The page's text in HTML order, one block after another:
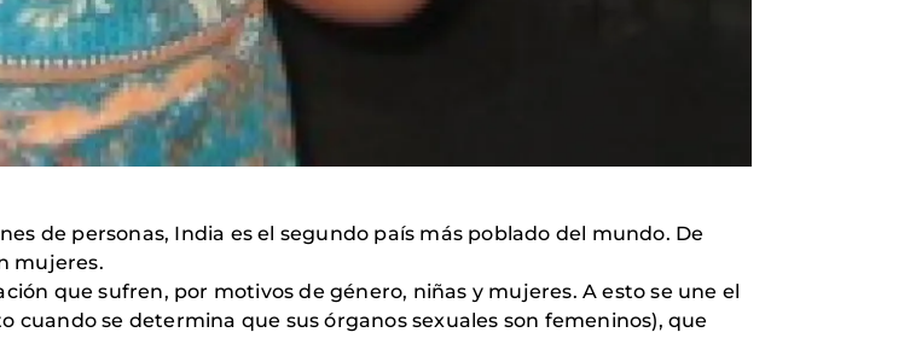
de personas, India es el segundo país más poblado del mundo. De
mujeres.
que sufren, por motivos de género, niñas y mujeres. A esto se une el
se determina que sus órganos sexuales son femeninos), que